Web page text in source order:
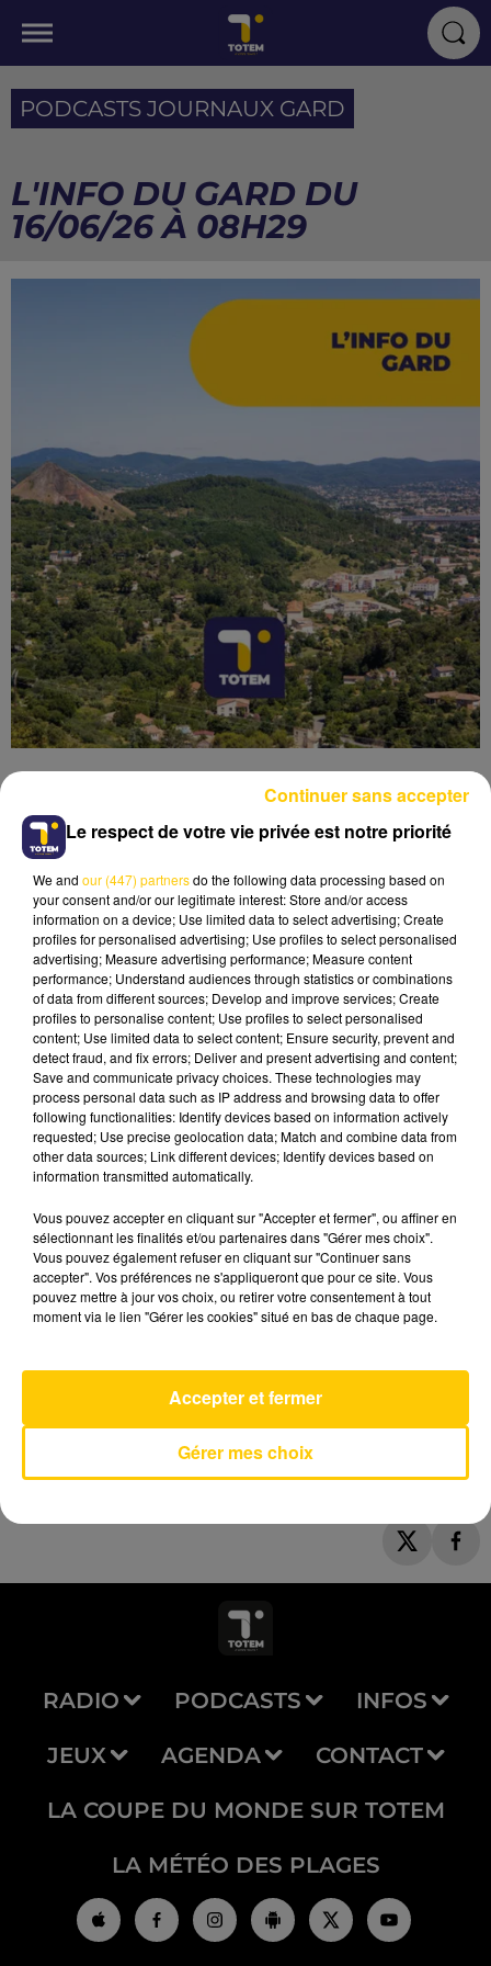
PODCASTS JOURNAUX GARD
L'INFO DU GARD DU
16/06/26 À 08H29
Lecture (4 min 10 sec)
16 juin 2026 - 4 min 10 sec
L'INFO DU GARD DU 16/06/26 À 08H29
Ecoutez sur Totem l'information en Lozère et sur
le bassin d'Alès avec les reportages de nos
journalistes sur le terrain.
AVEYRON NORD
RADIO PODCASTS INFOS
JEUX AGENDA CONTACT
LA COUPE DU MONDE SUR TOTEM
LA MÉTÉO DES PLAGES
Le respect de votre vie privée est notre priorité
We and our (447) partnersdo the following data processing based on
your consent and/or our legitimate interest: Store and/or access
information on a device; Use limited data to select advertising; Create
profiles for personalised advertising; Use profiles to select personalised
advertising; Measure advertising performance; Measure content
performance; Understand audiences through statistics or combinations
of data from different sources; Develop and improve services; Create
profiles to personalise content; Use profiles to select personalised
content; Use limited data to select content; Ensure security, prevent and
detect fraud, and fix errors; Deliver and present advertising and content;
Save and communicate privacy choices. These technologies may
process personal data such as IP address and browsing data to offer
following functionalities: Identify devices based on information actively
requested; Use precise geolocation data; Match and combine data from
other data sources; Link different devices; Identify devices based on
information transmitted automatically.
Vous pouvez accepter en cliquant sur "Accepter et fermer", ou affiner en
sélectionnant les finalités et/ou partenaires dans "Gérer mes choix".
Vous pouvez également refuser en cliquant sur "Continuer sans
accepter". Vos préférences ne s'appliqueront que pour ce site. Vous
pouvez mettre à jour vos choix, ou retirer votre consentement à tout
moment via le lien "Gérer les cookies" situé en bas de chaque page.
Gérer mes choix
Accepter et fermer
Continuer sans accepter